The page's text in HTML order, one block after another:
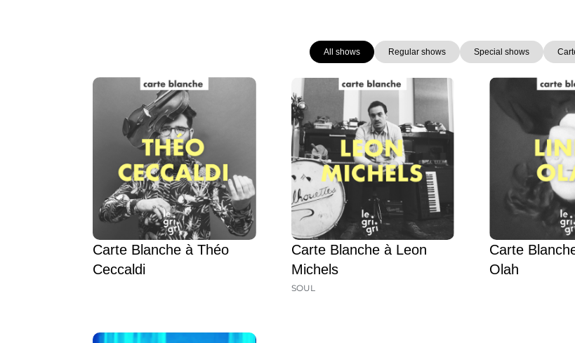
All shows Regular shows Special shows
Carte Blanche à Théo
Ceccaldi
Carte Blanche à Leon
Michels
SOUL
Carte
Olah
Page PagePage